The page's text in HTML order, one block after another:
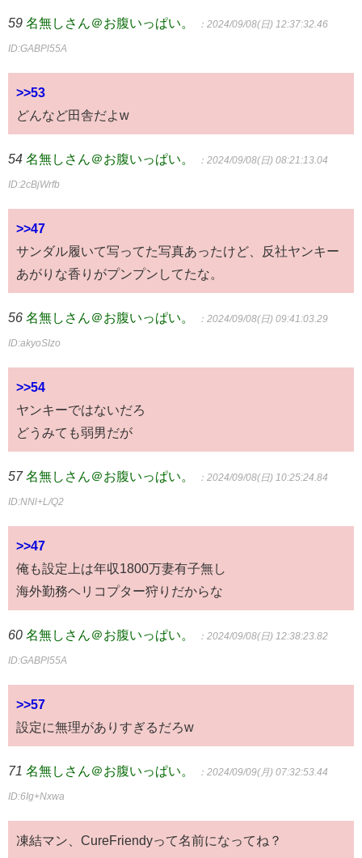
59 名無しさん＠お腹いっぱい。 ：2024/09/08(日) 12:37:32.46
ID:GABPl55A
>>53
どんなど田舎だよw
54 名無しさん＠お腹いっぱい。 ：2024/09/08(日) 08:21:13.04
ID:2cBjWrfb
>>47
サンダル履いて写ってた写真あったけど、反社ヤンキー
あがりな香りがプンプンしてたな。
56 名無しさん＠お腹いっぱい。 ：2024/09/08(日) 09:41:03.29
ID:akyoSIzo
>>54
ヤンキーではないだろ
どうみても弱男だが
57 名無しさん＠お腹いっぱい。 ：2024/09/08(日) 10:25:24.84
ID:NNl+L/Q2
>>47
俺も設定上は年収1800万妻有子無し
海外勤務ヘリコプター狩りだからな
60 名無しさん＠お腹いっぱい。 ：2024/09/08(日) 12:38:23.82
ID:GABPl55A
>>57
設定に無理がありすぎるだろw
71 名無しさん＠お腹いっぱい。 ：2024/09/09(月) 07:32:53.44
ID:6Ig+Nxwa
凍結マン、CureFriendyって名前になってね？